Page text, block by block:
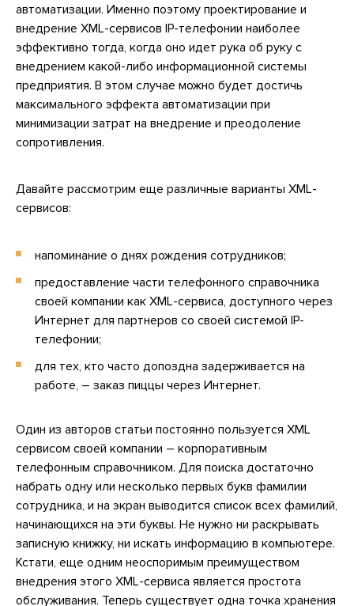
автоматизации. Именно поэтому проектирование и
внедрение XML-сервисов IP-телефонии наиболее
эффективно тогда, когда оно идет рука об руку с
внедрением какой-либо информационной системы
предприятия. В этом случае можно будет достичь
максимального эффекта автоматизации при
минимизации затрат на внедрение и преодоление
сопротивления.
Давайте рассмотрим еще различные варианты XML-
сервисов:
напоминание о днях рождения сотрудников;
предоставление части телефонного справочника
своей компании как XML-сервиса, доступного через
Интернет для партнеров со своей системой IP-
телефонии;
для тех, кто часто допоздна задерживается на
работе, – заказ пиццы через Интернет.
Один из авторов статьи постоянно пользуется XML
сервисом своей компании – корпоративным
телефонным справочником. Для поиска достаточно
набрать одну или несколько первых букв фамилии
сотрудника, и на экран выводится список всех фамилий,
начинающихся на эти буквы. Не нужно ни раскрывать
записную книжку, ни искать информацию в компьютере.
Кстати, еще одним неоспоримым преимуществом
внедрения этого XML-сервиса является простота
обслуживания. Теперь существует одна точка хранения